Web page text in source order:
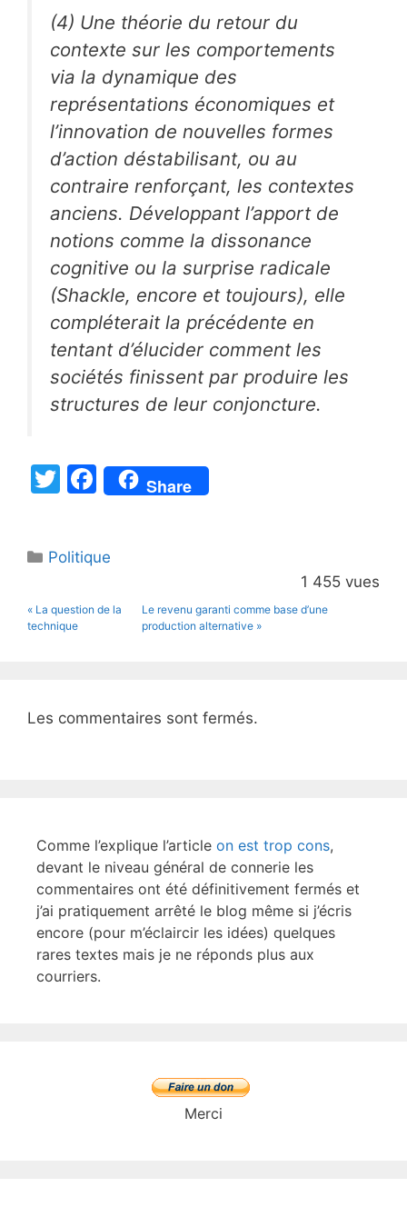
(4) Une théorie du retour du
contexte sur les comportements
via la dynamique des
représentations économiques et
l’innovation de nouvelles formes
d’action déstabilisant, ou au
contraire renforçant, les contextes
anciens. Développant l’apport de
notions comme la dissonance
cognitive ou la surprise radicale
(Shackle, encore et toujours), elle
compléterait la précédente en
tentant d’élucider comment les
sociétés finissent par produire les
structures de leur conjoncture.
T
er
F
a
e
o
Share
Catégories
Politique
1 455 vues
« La question de la
technique
Le revenu garanti comme base d’une
production alternative »
Les commentaires sont fermés.
Comme l’explique l’article on est trop cons,
devant le niveau général de connerie les
commentaires ont été définitivement fermés et
j’ai pratiquement arrêté le blog même si j’écris
encore (pour m’éclaircir les idées) quelques
rares textes mais je ne réponds plus aux
courriers.
Merci